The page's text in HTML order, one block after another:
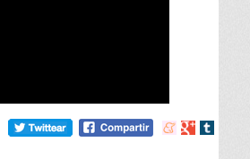
Compartir
Compartir
Compartir